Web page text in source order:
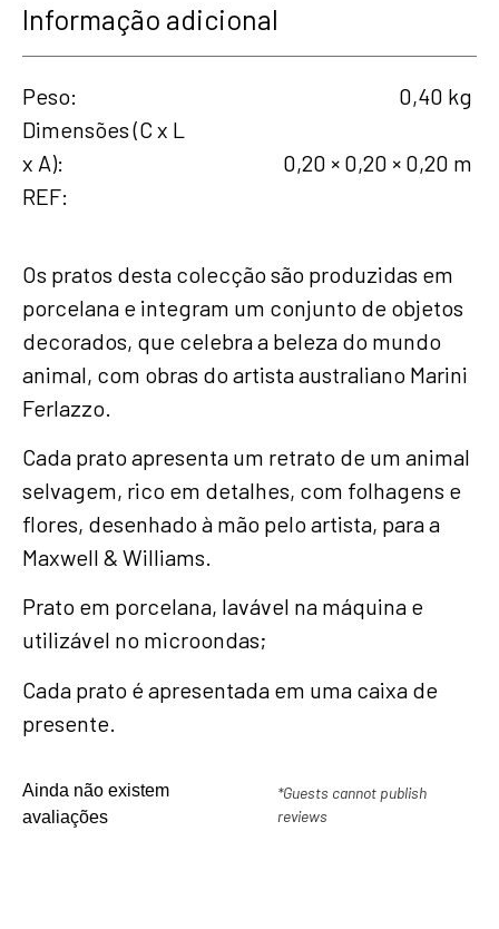
Informação adicional
Peso
0,40 kg
Dimensões (C x L
x A)
0,20 × 0,20 × 0,20 m
REF
Os pratos desta colecção são produzidas em
porcelana e integram um conjunto de objetos
decorados, que celebra a beleza do mundo
animal, com obras do artista australiano Marini
Ferlazzo.
Cada prato apresenta um retrato de um animal
selvagem, rico em detalhes, com folhagens e
flores, desenhado à mão pelo artista, para a
Maxwell & Williams.
Prato em porcelana, lavável na máquina e
utilizável no microondas;
Cada prato é apresentada em uma caixa de
presente.
Ainda não existem
avaliações
*Guests cannot publish
reviews